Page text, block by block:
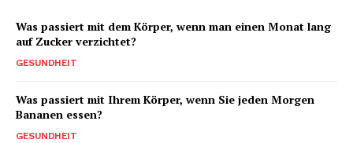
Was passiert mit dem Körper, wenn man einen Monat lang
auf Zucker verzichtet?
GESUNDHEIT
Was passiert mit Ihrem Körper, wenn Sie jeden Morgen
Bananen essen?
GESUNDHEIT